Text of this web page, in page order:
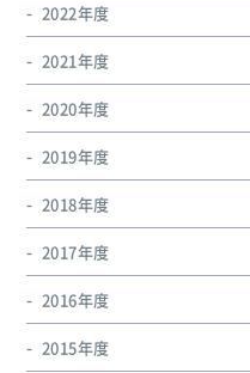
2022年度
2021年度
2020年度
2019年度
2018年度
2017年度
2016年度
2015年度